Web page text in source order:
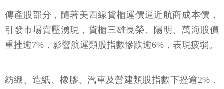
傳產股部分，隨著美西線貨櫃運價逼近航商成本價，
引發市場賣壓湧現，貨櫃三雄長榮、陽明、萬海股價
重挫逾7%，影響航運類股指數慘跌逾6%，表現疲弱。
紡織、造紙、橡膠、汽車及營建類股指數下挫逾2%，